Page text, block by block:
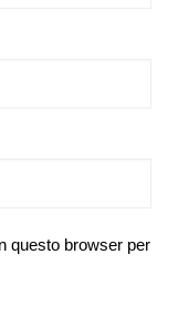
questo browser per